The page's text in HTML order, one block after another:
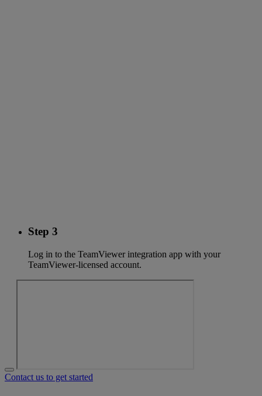
Step 3
Log in to the TeamViewer integration app with your
TeamViewer-licensed account.
Contact us to get started